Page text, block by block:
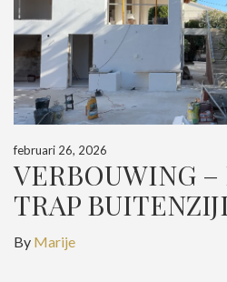
februari 26, 2026
VERBOUWING
TRAP
By Marije